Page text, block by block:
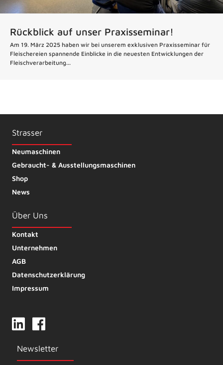
Rückblick auf unser Praxisseminar!
Am 19. März 2025 haben wir bei unserem exklusiven Praxisseminar für
Fleischereien spannende Einblicke in die neuesten Entwicklungen der
Fleischverarbeitung...
Strasser
Neumaschinen
Gebraucht- & Ausstellungsmaschinen
Shop
News
Über Uns
Kontakt
Unternehmen
AGB
Datenschutzerklärung
Impressum
Newsletter